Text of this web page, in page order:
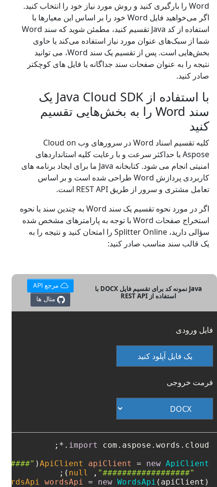
Word را بارگیری کنید و روش مورد نیاز خود را انتخاب کنید.
اگر می‌خواهید فایل Word خود را بر اساس این معیارها با
استفاده از کد Java تقسیم کنید، مطمئن شوید که سند Word
شما از سبک‌های عنوان مورد نیاز استفاده می‌کند یا حاوی
بخش‌هایی است. پس از تقسیم یک سند Word، می توانید
نتیجه را به عنوان صفحات سند جداگانه یا فایل های کوچکتر
صادر کنید.
با استفاده از Java Cloud SDK یک
سند Word را به بخش‌هایی تقسیم
کنید
کلیه تقسیم اسناد Word در سرورهای وب Cloud on
Aspose با حداکثر سرعت و با رعایت کلیه استانداردهای
امنیتی انجام می شود. کتابخانه Java ما برای ایجاد برنامه های
کاربردی پردازش Word طراحی شده است و بر اساس
تعامل مشتری و سرور از طریق REST API است.
اگر در مورد نحوه تقسیم یک سند Word به چندین سند یا نحوه
استخراج صفحات Word با توجه به پارامترهای مشخص شده
سؤالی دارید، Splitter Online را امتحان کنید و نتیجه را به
یک قالب سند مناسب صادر کنید:
Java نمونه کد برای تقسیم فایل DOCX با
استفاده از REST API
فایل ورودی
یک فایل آپلود کنید
فرمت خروجی
import
ApiClient
apiClient = new ApiClient
(
####"
"##################"
,
null
);
WordsApi wordsApi = new WordsApi